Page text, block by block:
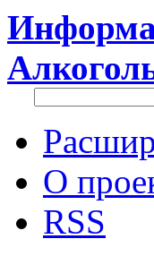
О
RSS